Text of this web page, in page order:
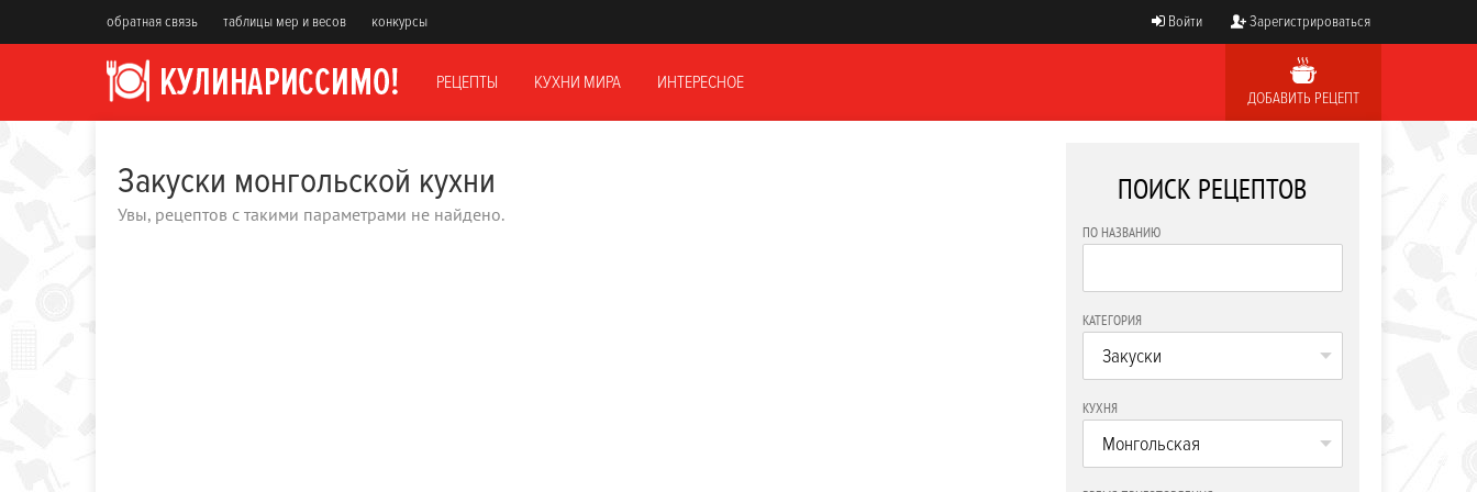
обратная связь таблицы мер и весов конкурсы Войти Зарегистрироваться
РЕЦЕПТЫ КУХНИ МИРА ИНТЕРЕСНОЕ
ДОБАВИТЬ РЕЦЕПТ
Закуски монгольской кухни
Увы, рецептов с такими параметрами не найдено.
ПОИСК РЕЦЕПТОВ
ПО НАЗВАНИЮ
КАТЕГОРИЯ
Закуски
КУХНЯ
Монгольская